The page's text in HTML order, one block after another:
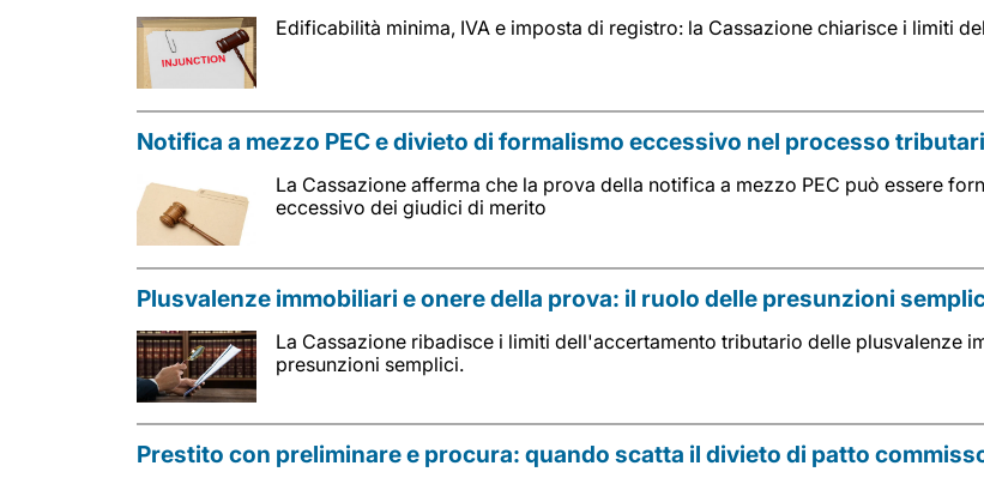
Edificabilità minima, IVA e imposta di registro: la Cassazione chiarisce i limiti
Notifica a mezzo PEC e divieto di formalismo eccessivo nel processo
La Cassazione afferma che la prova della notifica a mezzo PEC può essere
eccessivo dei giudici di merito
Plusvalenze immobiliari e onere della prova: il ruolo delle presunzioni
La Cassazione ribadisce i limiti dell'accertamento tributario delle plusvalenze
presunzioni semplici.
Prestito con preliminare e procura: quando scatta il divieto di patto